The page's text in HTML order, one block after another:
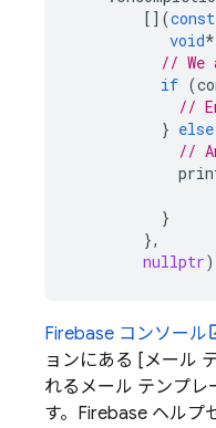
[](const
void*
// We
if (
//
} else
//
}
},
nullptr
Firebase コンソール
ョンにある [メール
れるメール テンプレ
す。Firebase ヘルプ